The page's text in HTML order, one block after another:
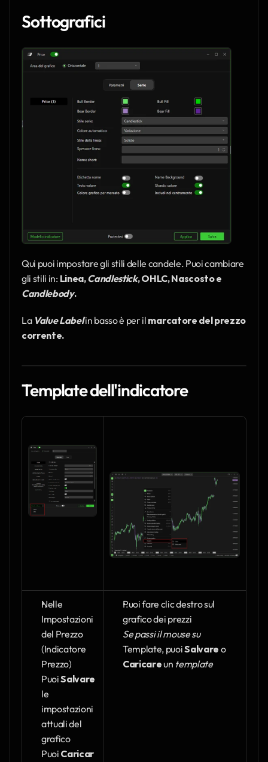
Sottografici
Qui puoi impostare gli stili delle candele. Puoi cambiare
gli stili in: Linea, Candlestick
Candlebody.
La Value Labelin basso è per il marcatore del prezzo
corrente.
Template dell'indicatore
Nelle
Impostazioni
del Prezzo
(Indicatore
Prezzo)
Puoi Salvare
le
impostazioni
attuali del
grafico
Puoi Caricar
Puoi fare clic destro sul
grafico dei prezzi
Se passi il mouse su
Template, puoi Salvare
o
Caricare un template